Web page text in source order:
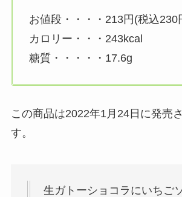
お値段・・・・213円(税込230
カロリー・・・243kcal
糖質・・・・・17.6g
この商品は2022年1月24日に発売
す。
生ガトーショコラにいちご